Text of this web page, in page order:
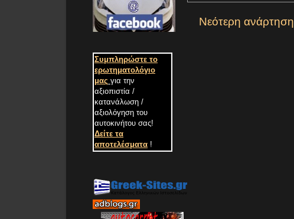
Νεότερη ανάρτηση
Συμπληρώστε το
ερωτηματολόγιο
μας για την
αξιοπιστία /
κατανάλωση /
αξιολόγηση του
αυτοκινήτου σας!
Δείτε τα
αποτελέσματα !